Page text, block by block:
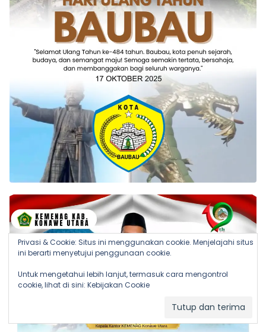
Privasi & Cookie: Situs ini menggunakan cookie. Menjelajahi situs
ini berarti menyetujui penggunaan cookie.
Untuk mengetahui lebih lanjut, termasuk cara mengontrol
cookie, lihat di sini: Kebijakan Cookie